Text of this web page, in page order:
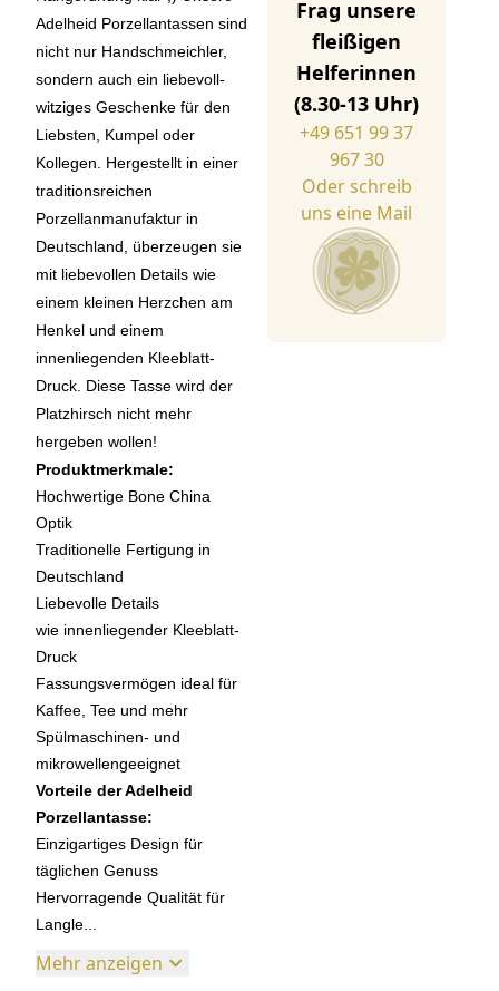
Adelheid Porzellantassen sind
nicht nur Handschmeichler,
sondern auch ein liebevoll-
witziges Geschenke für den
Liebsten, Kumpel oder
Kollegen. Hergestellt in einer
traditionsreichen
Porzellanmanufaktur in
Deutschland, überzeugen sie
mit liebevollen Details wie
einem kleinen Herzchen am
Henkel und einem
innenliegenden Kleeblatt-
Druck. Diese Tasse wird der
Platzhirsch nicht mehr
hergeben wollen!
Produktmerkmale:
Hochwertige Bone China
Optik
Traditionelle Fertigung in
Deutschland
Liebevolle Details
wie innenliegender Kleeblatt-
Druck
Fassungsvermögen ideal für
Kaffee, Tee und mehr
Spülmaschinen- und
mikrowellengeeignet
Vorteile der Adelheid
Porzellantasse:
Einzigartiges Design für
täglichen Genuss
Hervorragende Qualität für
Langle...
Mehr anzeigen
Frag unsere
fleißigen
Helferinnen
(8.30-13 Uhr)
+49 651 99 37
967 30
Oder schreib
uns eine Mail